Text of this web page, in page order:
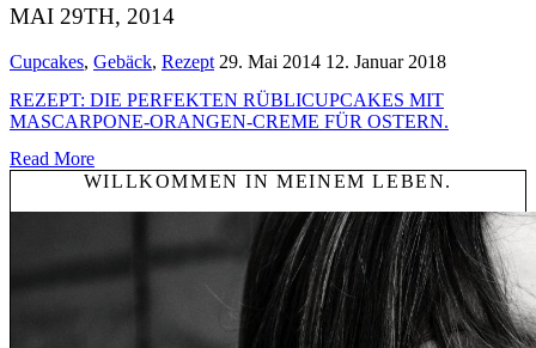
MAI 29TH, 2014
Cupcakes, Gebäck, Rezept 29. Mai 2014 12. Januar 2018
REZEPT: DIE PERFEKTEN RÜBLICUPCAKES MIT
MASCARPONE-ORANGEN-CREME FÜR OSTERN.
Read More
WILLKOMMEN IN MEINEM LEBEN.